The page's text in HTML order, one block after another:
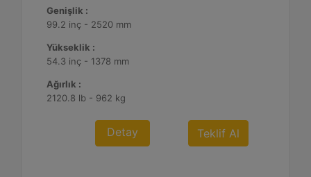
Genişlik :
99.2 inç - 2520 mm
Yükseklik :
54.3 inç - 1378 mm
Ağırlık :
2120.8 lb - 962 kg
Detay Teklif Al